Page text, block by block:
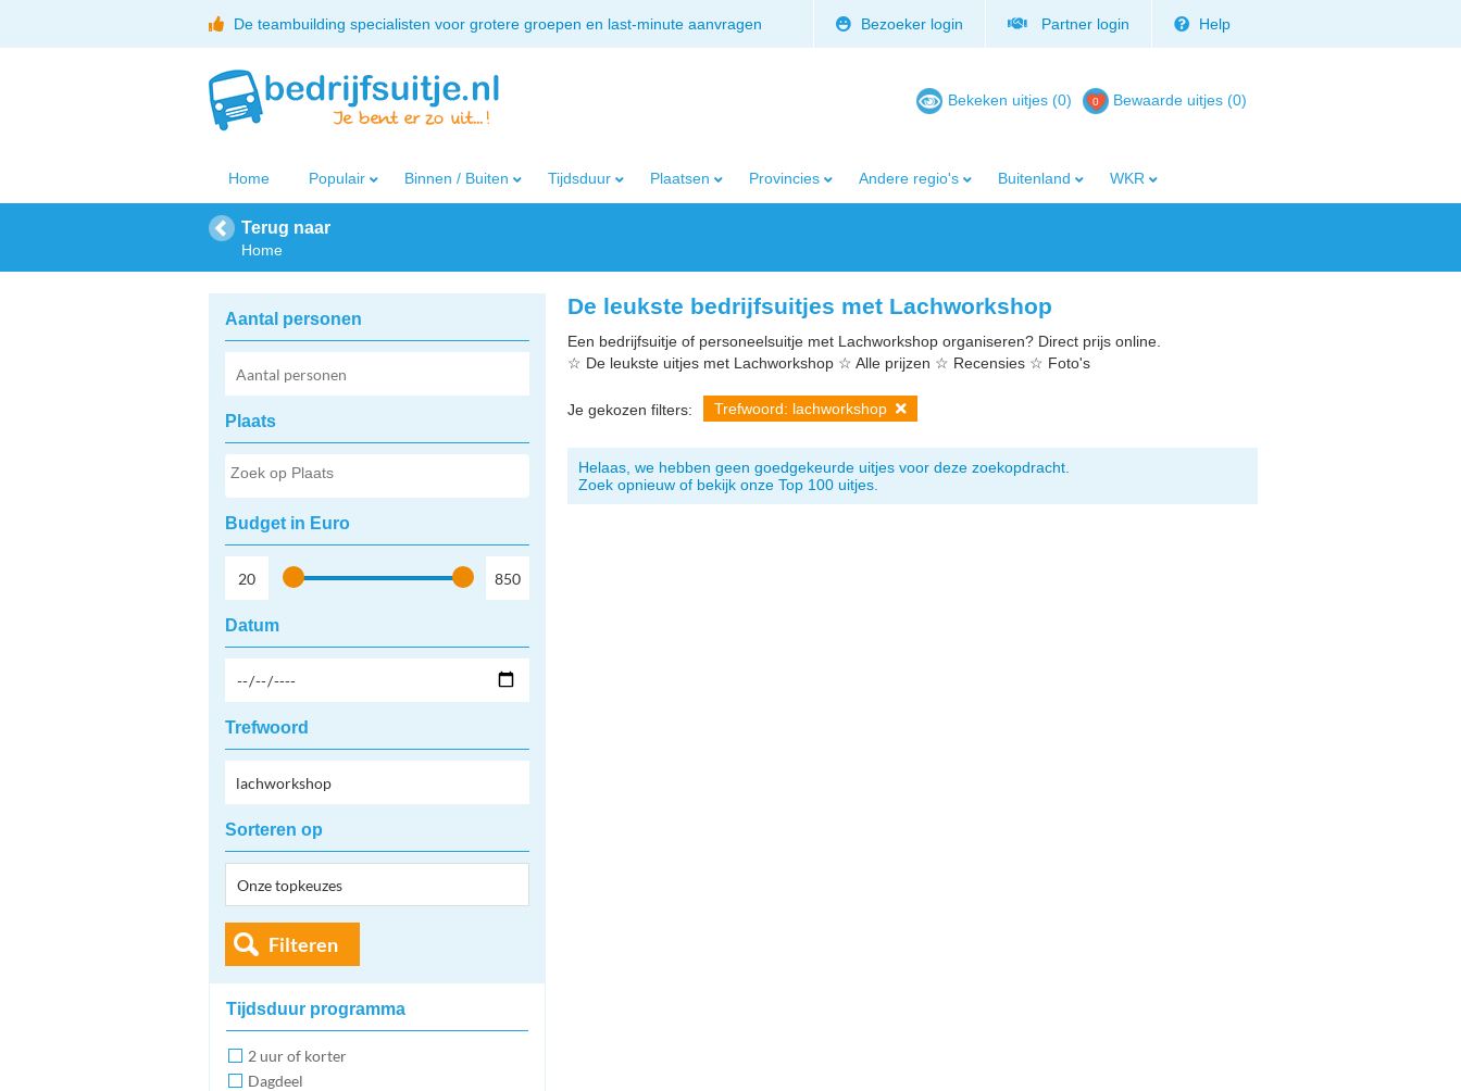
De teambuilding specialisten voor grotere groepen en last-minute aanvragen Bezoeker login Partner login Help
Bekeken uitjes (0) Bewaarde uitjes (0)
Home Populair Binnen / Buiten Tijdsduur Plaatsen Provincies Andere regio's Buitenland WKR
Terug naar
Home
Aantal personen
Plaats
Budget in Euro
Datum
Trefwoord
Sorteren op
Filteren
Tijdsduur programma
2 uur of korter
Dagdeel
De leukste bedrijfsuitjes met Lachworkshop
Een bedrijfsuitje of personeelsuitje met Lachworkshop organiseren? Direct prijs online.
☆ De leukste uitjes met Lachworkshop ☆ Alle prijzen ☆ Recensies ☆ Foto's
Je gekozen filters: Trefwoord: lachworkshop
Helaas, we hebben geen goedgekeurde uitjes voor deze zoekopdracht.
Zoek opnieuw of bekijk onze Top 100 uitjes.